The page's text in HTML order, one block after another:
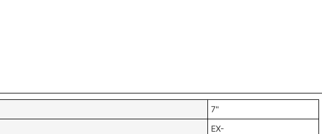
7"
EX-